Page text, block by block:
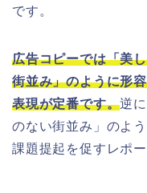
です。
広告コピーでは「美
街並み」のように形
表現が定番です。逆
のない街並み」のよ
課題提起を促すレポ